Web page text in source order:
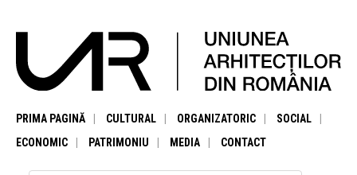
PRIMA PAGINĂ CULTURAL ORGANIZATORIC
SOCIAL
ECONOMIC
PATRIMONIU MEDIA CONTACT